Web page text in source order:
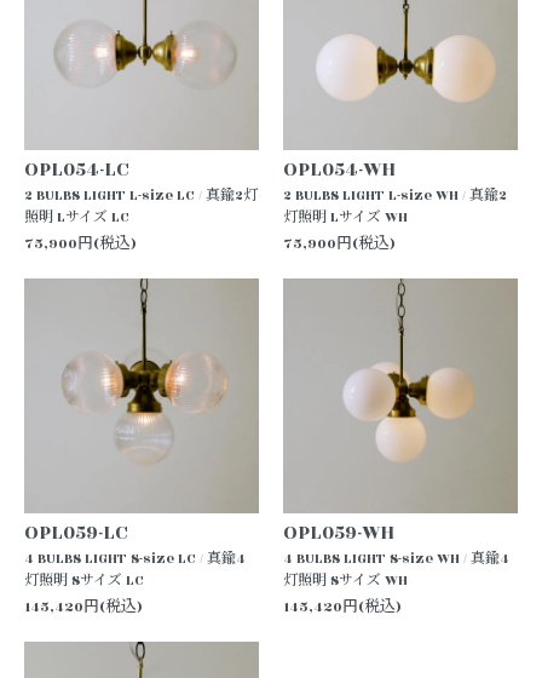
OPL054-LC
2 BULBS LIGHT L-size LC / 真鍮2灯
照明 Lサイズ LC
75,900円(税込)
OPL054-WH
2 BULBS LIGHT L-size WH / 真鍮2
灯照明 Lサイズ WH
75,900円(税込)
OPL059-LC
4 BULBS LIGHT S-size LC / 真鍮4
灯照明 Sサイズ LC
145,420円(税込)
OPL059-WH
4 BULBS LIGHT S-size WH / 真鍮4
灯照明 Sサイズ WH
145,420円(税込)